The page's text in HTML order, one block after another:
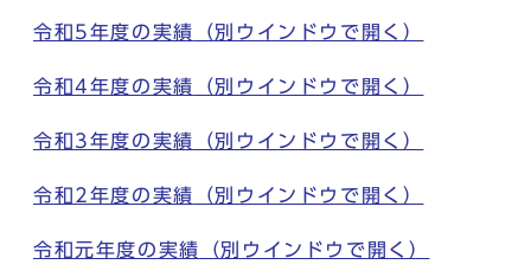
令和5年度の実績 （別ウインドウで開く）
令和4年度の実績 （別ウインドウで開く）
令和3年度の実績 （別ウインドウで開く）
令和2年度の実績 （別ウインドウで開く）
令和元年度の実績 （別ウインドウで開く）